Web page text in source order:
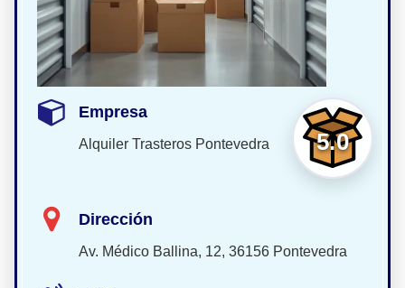
5.0
Empresa
Alquiler Trasteros Pontevedra
Dirección
Av. Médico Ballina, 12, 36156 Pontevedra